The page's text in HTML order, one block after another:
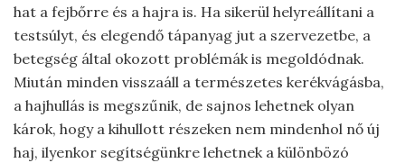
hat a fejbőrre és a hajra is. Ha sikerül helyreállítani a
testsúlyt, és elegendő tápanyag jut a szervezetbe, a
betegség által okozott problémák is megoldódnak.
Miután minden visszaáll a természetes kerékvágásba,
a hajhullás is megszűnik, de sajnos lehetnek olyan
károk, hogy a kihullott részeken nem mindenhol nő új
haj, ilyenkor segítségünkre lehetnek a különbözó